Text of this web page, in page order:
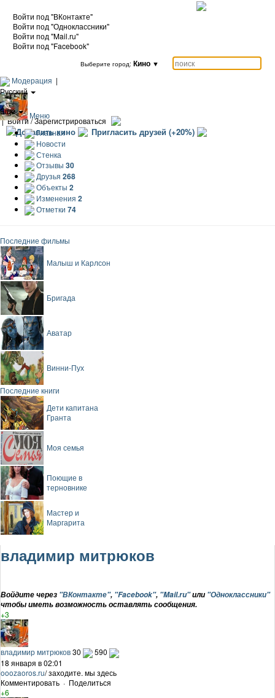
Войти под "ВКонтакте"
Войти под "Одноклассники"
Войти под "Mail.ru"
Войти под "Facebook"
Выберите город: Кино ▼
Модерация |
Русский
|
Еще
|Войти / Зарегистрироваться
Добавить кино Пригласить друзей (+20%)
Меню
Главная
Новости
Стенка
Отзывы 30
Друзья 268
Объекты 2
Изменения 2
Отметки 74
Последние фильмы
Малыш и Карлсон
Бригада
Аватар
Винни-Пух
Последние книги
Дети капитана
Гранта
Моя семья
Поющие в
терновнике
Мастер и
Маргарита
владимир митрюков
Войдите через "ВКонтакте", "Facebook", "Mail.ru"или "Одноклассники"
чтобы иметь возможность оставлять сообщения.
+3
владимир митрюков30
590
18 января в 02:01
ooozaoros.ru/ заходите. мы здесь
Комментировать · Поделиться
+6